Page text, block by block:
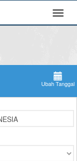
Ubah Tanggal